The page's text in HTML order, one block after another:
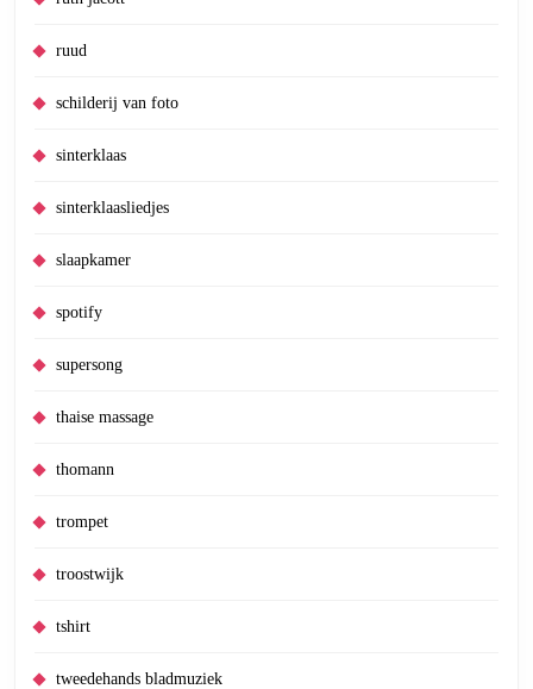
ruud
schilderij van foto
sinterklaas
sinterklaasliedjes
slaapkamer
spotify
supersong
thaise massage
thomann
trompet
troostwijk
tshirt
tweedehands bladmuziek